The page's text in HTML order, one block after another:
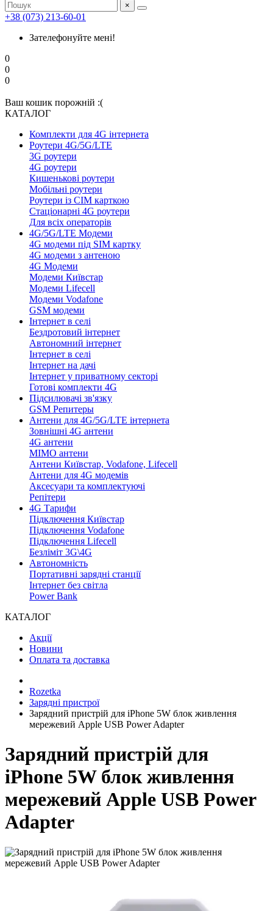
×
+38 (073) 213-60-01
Зателефонуйте мені!
0
0
0
Ваш кошик порожній :(
КАТАЛОГ
Комплекти для 4G інтернета
Роутери 4G/5G/LTE
3G роутери
4G роутери
Кишенькові роутери
Мобільні роутери
Роутери із СІМ карткою
Стаціонарні 4G роутери
Для всіх операторів
4G/5G/LTE Модеми
4G модеми під SIM картку
4G модеми з антеною
4G Модеми
Модеми Київстар
Модеми Lifecell
Модеми Vodafone
GSM модеми
Інтернет в селі
Бездротовий інтернет
Автономний інтернет
Інтернет в селі
Інтернет на дачі
Інтернет у приватному секторі
Готові комплекти 4G
Підсилювачі зв'язку
GSM Репитеры
Антени для 4G/5G/LTE інтернета
Зовнішні 4G антени
4G антени
MIMO антени
Антени Київстар, Vodafone, Lifecell
Антени для 4G модемів
Аксесуари та комплектуючі
Репітери
4G Тарифи
Підключення Київстар
Підключення Vodafone
Підключення Lifecell
Безліміт 3G\4G
Автономність
Портативні зарядні станції
Інтернет без світла
Power Bank
КАТАЛОГ
Акції
Новини
Оплата та доставка
Rozetka
Зарядні пристрої
Зарядний пристрій для iPhone 5W блок живлення
мережевий Apple USB Power Adapter
Зарядний пристрій для
iPhone 5W блок живлення
мережевий Apple USB Power
Adapter